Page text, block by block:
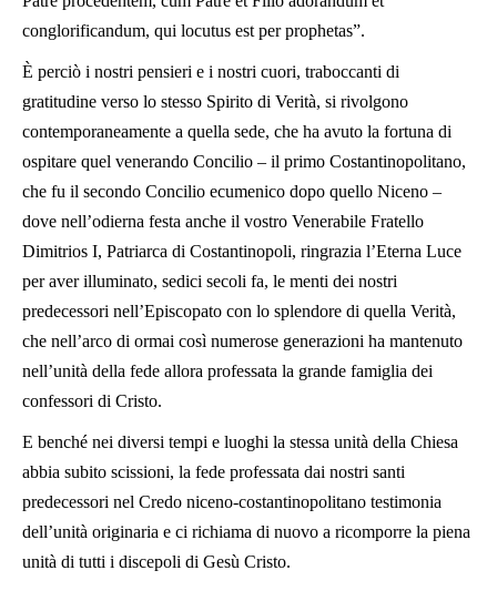
conglorificandum, qui locutus est per prophetas”.
È perciò i nostri pensieri e i nostri cuori, traboccanti di
gratitudine verso lo stesso Spirito di Verità, si rivolgono
contemporaneamente a quella sede, che ha avuto la fortuna di
ospitare quel venerando Concilio – il primo Costantinopolitano,
che fu il secondo Concilio ecumenico dopo quello Niceno –
dove nell’odierna festa anche il vostro Venerabile Fratello
Dimitrios I, Patriarca di Costantinopoli, ringrazia l’Eterna Luce
per aver illuminato, sedici secoli fa, le menti dei nostri
predecessori nell’Episcopato con lo splendore di quella Verità,
che nell’arco di ormai così numerose generazioni ha mantenuto
nell’unità della fede allora professata la grande famiglia dei
confessori di Cristo.
E benché nei diversi tempi e luoghi la stessa unità della Chiesa
abbia subito scissioni, la fede professata dai nostri santi
predecessori nel Credo niceno-costantinopolitano testimonia
dell’unità originaria e ci richiama di nuovo a ricomporre la piena
unità di tutti i discepoli di Gesù Cristo.